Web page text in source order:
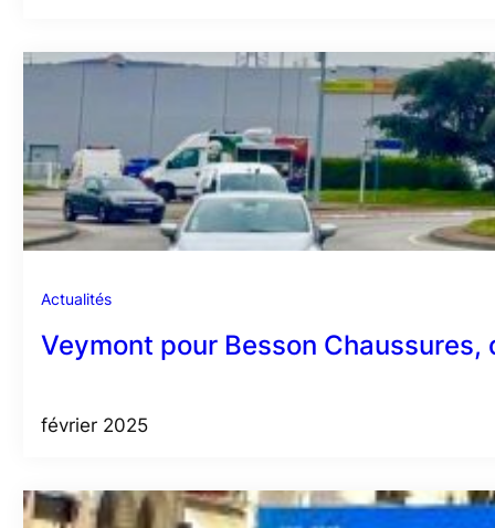
Actualités
Veymont pour Besson
février 2025